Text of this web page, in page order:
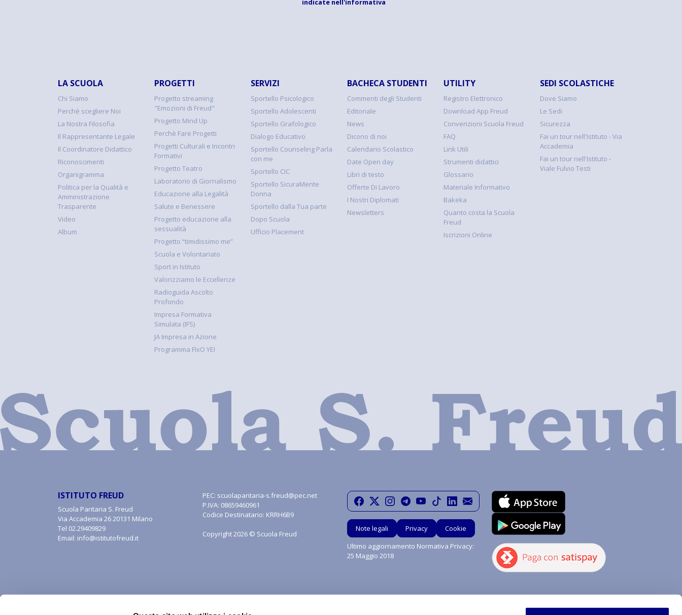
indicate nell'informativa
LA SCUOLA
Chi Siamo
Perchè scegliere Noi
La Nostra Filosofia
Il Rappresentante Legale
Il Coordinatore Didattico
Riconoscimenti
Organigramma
Politica per la Qualità e
Amministrazione
Trasparente
Video
Album
PROGETTI
Progetto streaming
"Emozioni di Freud"
Progetto Mind Up
Perchè Fare Progetti
Progetti Culturali e Incontri
Formativi
Progetto Teatro
Laboratorio di Giornalismo
Educazione alla Legalità
Salute e Benessere
Progetto educazione alla
sessualità
Progetto “timidissimo me”
Scuola e Volontariato
Sport in Istituto
Valorizziamo le Eccellenze
Radioguida Ascolto
Profondo
Impresa Formativa
Simulata (IFS)
JA Impresa in Azione
Programma FIxO YEI
SERVIZI
Sportello Psicologico
Sportello Adolescenti
Sportello Grafologico
Dialogo Educativo
Sportello Counseling Parla
con me
Sportello CIC
Sportello SicuraMente
Donna
Sportello dalla Tua parte
Dopo Scuola
Ufficio Placement
BACHECA STUDENTI
Commenti degli Studenti
Editoriale
News
Dicono di noi
Calendario Scolastico
Date Open day
Libri di testo
Offerte Di Lavoro
I Nostri Diplomati
Newsletters
UTILITY
Registro Elettronico
Download App Freud
Convenzioni Scuola Freud
FAQ
Link Utili
Strumenti didattici
Glossario
Materiale Informativo
Bakeka
Quanto costa la Scuola
Freud
Iscrizioni Online
SEDI SCOLASTICHE
Dove Siamo
Le Sedi
Sicurezza
Fai un tour nell'Istituto - Via
Accademia
Fai un tour nell'Istituto -
Viale Fulvio Testi
ISTITUTO FREUD
Scuola Paritaria S. Freud
Via Accademia 26 20131 Milano
Tel 02.29409829
Email: info@istitutofreud.it
PEC: scuolaparitaria-s.freud@pec.net
P.IVA: 08659460961
Codice Destinatario: KRRH6B9
Copyright 2026 © Scuola Freud
Note legali Privacy
Cookie
Ultimo aggiornamento Normativa Privacy:
25 Maggio 2018